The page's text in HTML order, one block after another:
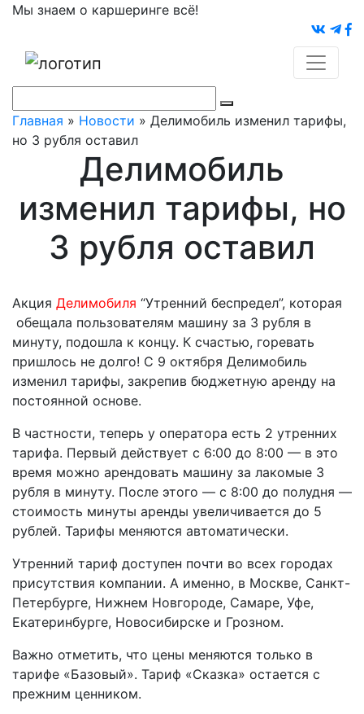
Мы знаем о каршеринге всё!
Главная » Новости » Делимобиль изменил тарифы,
но 3 рубля оставил
Делимобиль
изменил тарифы, но
3 рубля оставил
Акция Делимобиля “Утренний беспредел”, которая
обещала пользователям машину за 3 рубля в
минуту, подошла к концу. К счастью, горевать
пришлось не долго! С 9 октября Делимобиль
изменил тарифы, закрепив бюджетную аренду на
постоянной основе.
В частности, теперь у оператора есть 2 утренних
тарифа. Первый действует с 6:00 до 8:00 — в это
время можно арендовать машину за лакомые 3
рубля в минуту. После этого — с 8:00 до полудня —
стоимость минуты аренды увеличивается до 5
рублей. Тарифы меняются автоматически.
Утренний тариф доступен почти во всех городах
присутствия компании. А именно, в Москве, Санкт-
Петербурге, Нижнем Новгороде, Самаре, Уфе,
Екатеринбурге, Новосибирске и Грозном.
Важно отметить, что цены меняются только в
тарифе «Базовый». Тариф «Сказка» остается с
прежним ценником.